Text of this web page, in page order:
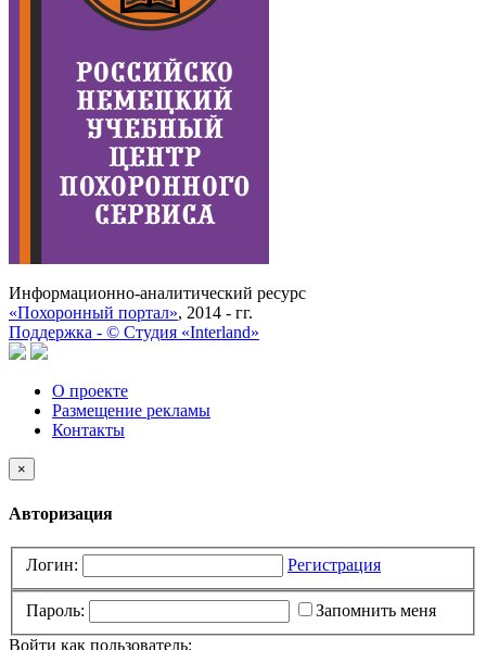
Информационно-аналитический ресурс
«Похоронный портал», 2014 - гг.
Поддержка - © Cтудия «Interland»
О проекте
Размещение рекламы
Контакты
×
Авторизация
Логин: Регистрация
Пароль:
Запомнить меня
Войти как пользователь: